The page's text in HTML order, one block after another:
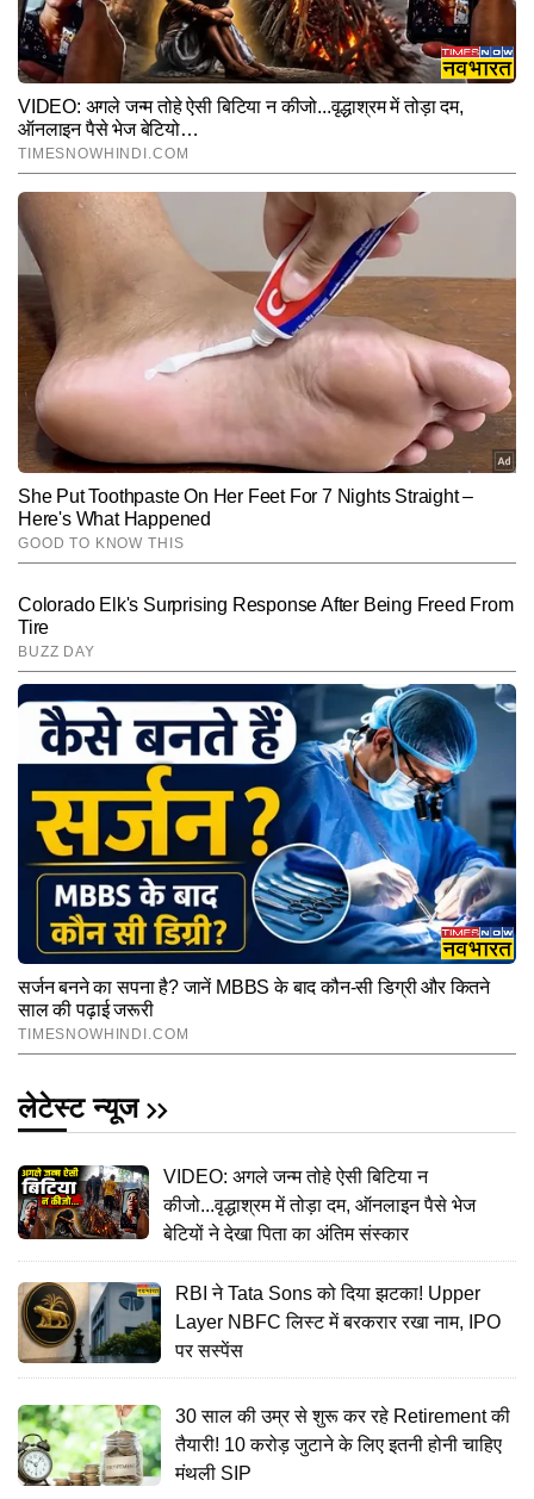
लेटेस्ट न्यूज
VIDEO: अगले जन्म तोहे ऐसी बिटिया न
कीजो...वृद्धाश्रम में तोड़ा दम, ऑनलाइन पैसे भेज
बेटियों ने देखा पिता का अंतिम संस्कार
RBI ने Tata Sons को दिया झटका! Upper
Layer NBFC लिस्ट में बरकरार रखा नाम, IPO
पर सस्पेंस
30 साल की उम्र से शुरू कर रहे Retirement की
तैयारी! 10 करोड़ जुटाने के लिए इतनी होनी चाहिए
मंथली SIP